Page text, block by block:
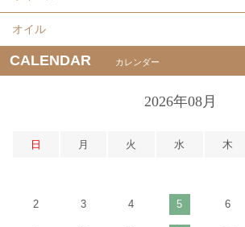
オイル
CALENDAR カレンダー
2026年08月
日 月 火 水 木
2 3 4 5 6